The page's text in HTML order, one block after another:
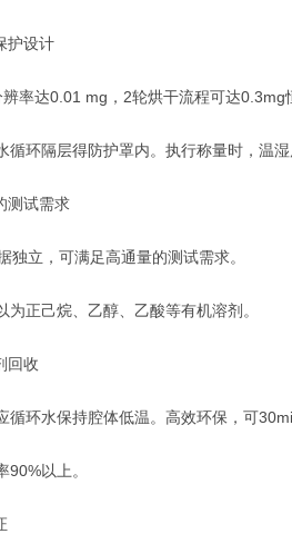
护设计
率达0.01 mg，2轮烘干流程可达0.3mg
循环隔层得防护罩内。执行称量时，温
测试需求
独立，可满足高通量的测试需求。
正己烷、乙醇、乙酸等有机溶剂。
回收
循环水保持腔体低温。高效环保，可
以上。